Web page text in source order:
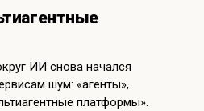
ИИ снова начался
шум: «агенты»,
платформы».